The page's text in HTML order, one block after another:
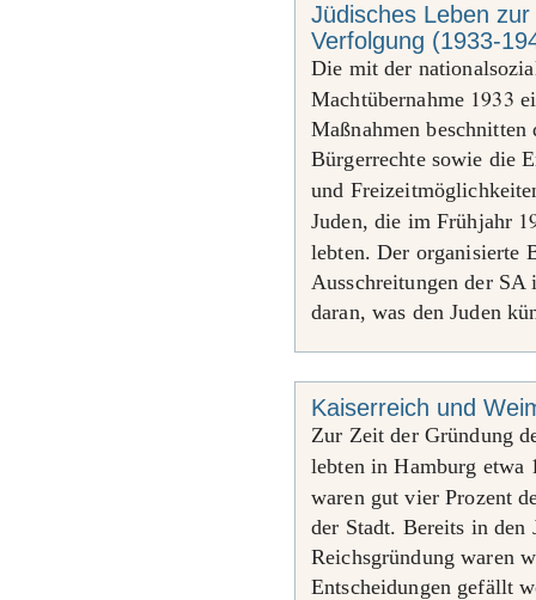
Jüdisches Leben
Verfolgung (1933-
Die mit der
Machtübernahme 1933
Maßnahmen beschnitten
Bürgerrechte sowie die
und
Juden, die im Frühjahr
lebten. Der organisierte
Ausschreitungen der
daran, was den Juden
Kaiserreich und
Zur Zeit der Gründung
lebten in Hamburg etwa
waren gut vier Prozent
der Stadt. Bereits in den
Reichsgründung waren
Entscheidungen gefällt